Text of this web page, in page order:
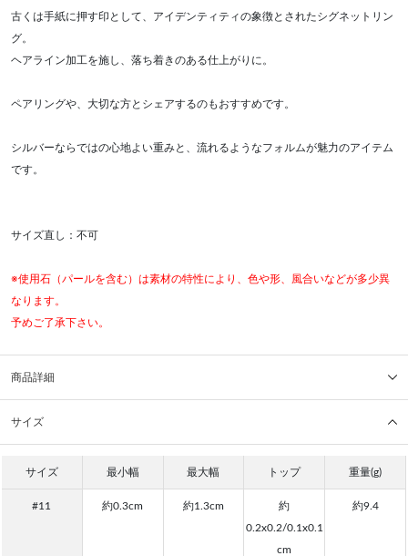
古くは手紙に押す印として、アイデンティティの象徴とされたシグネットリン
グ。
ヘアライン加工を施し、落ち着きのある仕上がりに。
ペアリングや、大切な方とシェアするのもおすすめです。
シルバーならではの心地よい重みと、流れるようなフォルムが魅力のアイテム
です。
サイズ直し：不可
※使用石（パールを含む）は素材の特性により、色や形、風合いなどが多少異
なります。
予めご了承下さい。
商品詳細
サイズ
サイズ 最小幅 最大幅 トップ 重量(g)
#11 約0.3cm 約1.3cm
約
0.2x0.2/0.1x0.1
cm
約9.4